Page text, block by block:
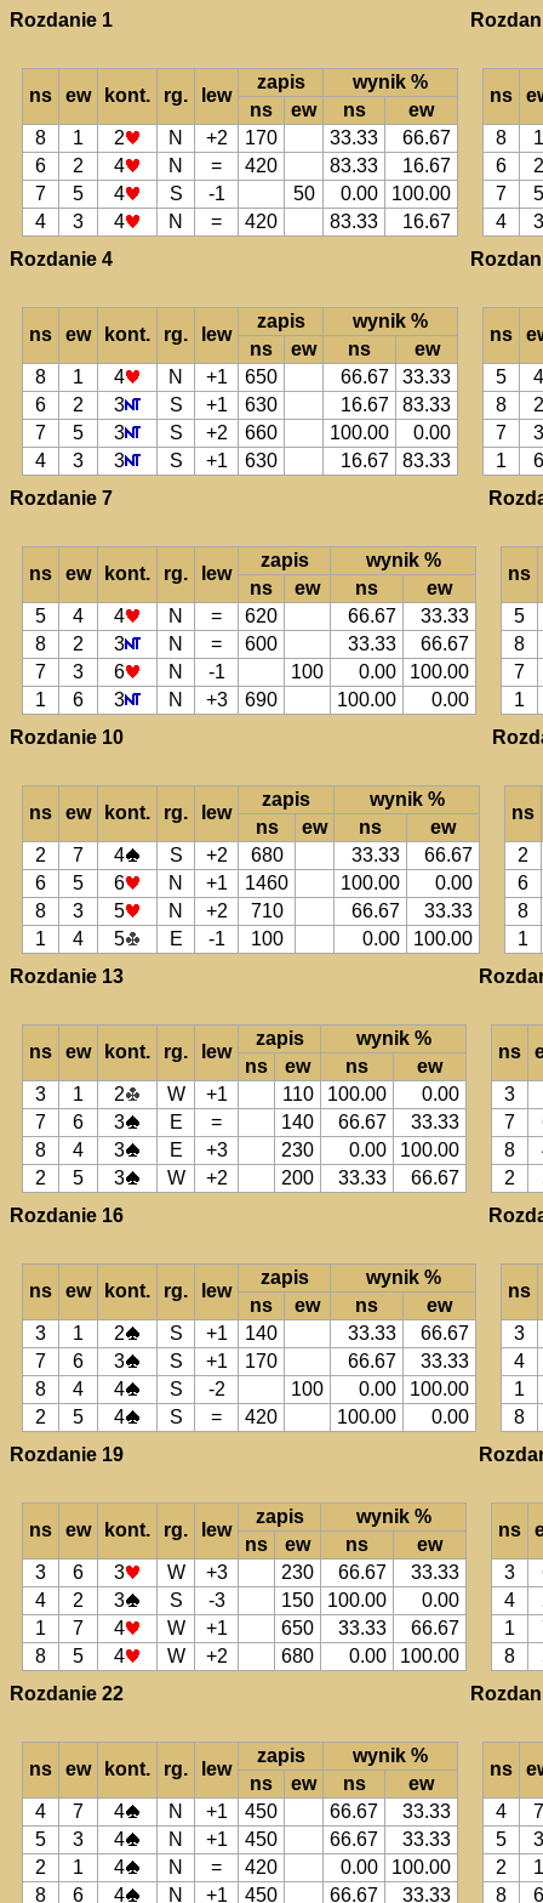
Rozdanie 1
ns ew kont. rg. lew
zapis
wynik %
ns
ew ns
ew
8
1 2 N +2 170 33.33
66.67
6
2 4 N = 420 83.33
16.67
7
5 4 S -1 50 0.00
100.00
4
3 4 N = 420 83.33 16.67
ns
8
1
6
2
7
5
4
3
Rozdanie 4
ns ew kont. rg. lew
zapis
wynik %
ns
ew ns
ew
8
1 4 N +1 650 66.67
33.33
6
2 3 S +1 630 16.67
83.33
7
5 3 S +2 660 100.00
0.00
4
3 3 S +1 630 16.67 83.33
ns
5
4
8
2
7
3
1
6
Rozdanie 7
ns ew kont. rg. lew
zapis
wynik %
ns
ew ns
ew
5
4 4 N = 620 66.67
33.33
8
2 3 N = 600 33.33
66.67
7
3 6 N -1 100 0.00
100.00
1
6 3 N +3 690 100.00 0.00
ns
5
8
7
1
Rozdanie 10
ns ew kont. rg. lew
zapis
wynik %
ns
ew ns
ew
2
7 4 S +2 680 33.33
66.67
6
5 6 N +1 1460 100.00
0.00
8
3 5 N +2 710 66.67
33.33
1
4 5 E -1 100 0.00 100.00
ns
2
6
8
1
Rozdanie 13
ns ew kont. rg. lew
zapis
wynik %
ns
ew ns
ew
3
1 2 W +1 110 100.00
0.00
7
6 3 E = 140 66.67
33.33
8
4 3 E +3 230 0.00
100.00
2
5 3 W +2 200 33.33 66.67
ns
3
7
8
2
Rozdanie 16
ns ew kont. rg. lew
zapis
wynik %
ns
ew ns
ew
3
1 2 S +1 140 33.33
66.67
7
6 3 S +1 170 66.67
33.33
8
4 4 S -2 100 0.00
100.00
2
5 4 S = 420 100.00 0.00
ns
3
4
1
8
Rozdanie 19
ns ew kont. rg. lew
zapis
wynik %
ns
ew ns
ew
3
6 3 W +3 230 66.67
33.33
4
2 3 S -3 150 100.00
0.00
1
7 4 W +1 650 33.33
66.67
8
5 4 W +2 680 0.00 100.00
ns
3
4
1
8
Rozdanie 22
ns ew kont. rg. lew
zapis
wynik %
ns
ew ns
ew
4
7 4 N +1 450 66.67
33.33
5
3 4 N +1 450 66.67
33.33
2
1 4 N = 420 0.00
100.00
8
6 4 N +1 450 66.67 33.33
ns
4
7
5
3
2
1
8
6